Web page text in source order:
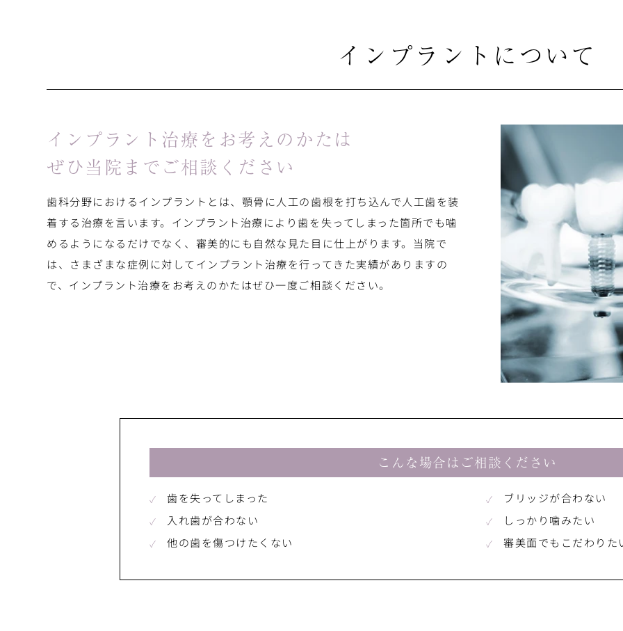
インプラントについて
インプラント治療をお考えのかたは
ぜひ当院までご相談ください
歯科分野におけるインプラントとは、顎骨に人工の歯根を打ち込んで人工歯を装
着する治療を言います。インプラント治療により歯を失ってしまった箇所でも噛
めるようになるだけでなく、審美的にも自然な見た目に仕上がります。当院で
は、さまざまな症例に対してインプラント治療を行ってきた実績がありますの
で、インプラント治療をお考えのかたはぜひ一度ご相談ください。
こんな場合はご相談ください
歯を失ってしまった
ブリッジが合わない
入れ歯が合わない
しっかり噛みたい
他の歯を傷つけたくない
審美面でもこだわりた